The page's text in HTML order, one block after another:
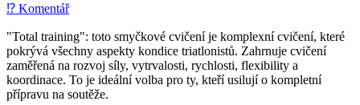
⁉️ Komentář
"Total training": toto smyčkové cvičení je komplexní cvičení, které
pokrývá všechny aspekty kondice triatlonistů. Zahrnuje cvičení
zaměřená na rozvoj síly, vytrvalosti, rychlosti, flexibility a
koordinace. To je ideální volba pro ty, kteří usilují o kompletní
přípravu na soutěže.